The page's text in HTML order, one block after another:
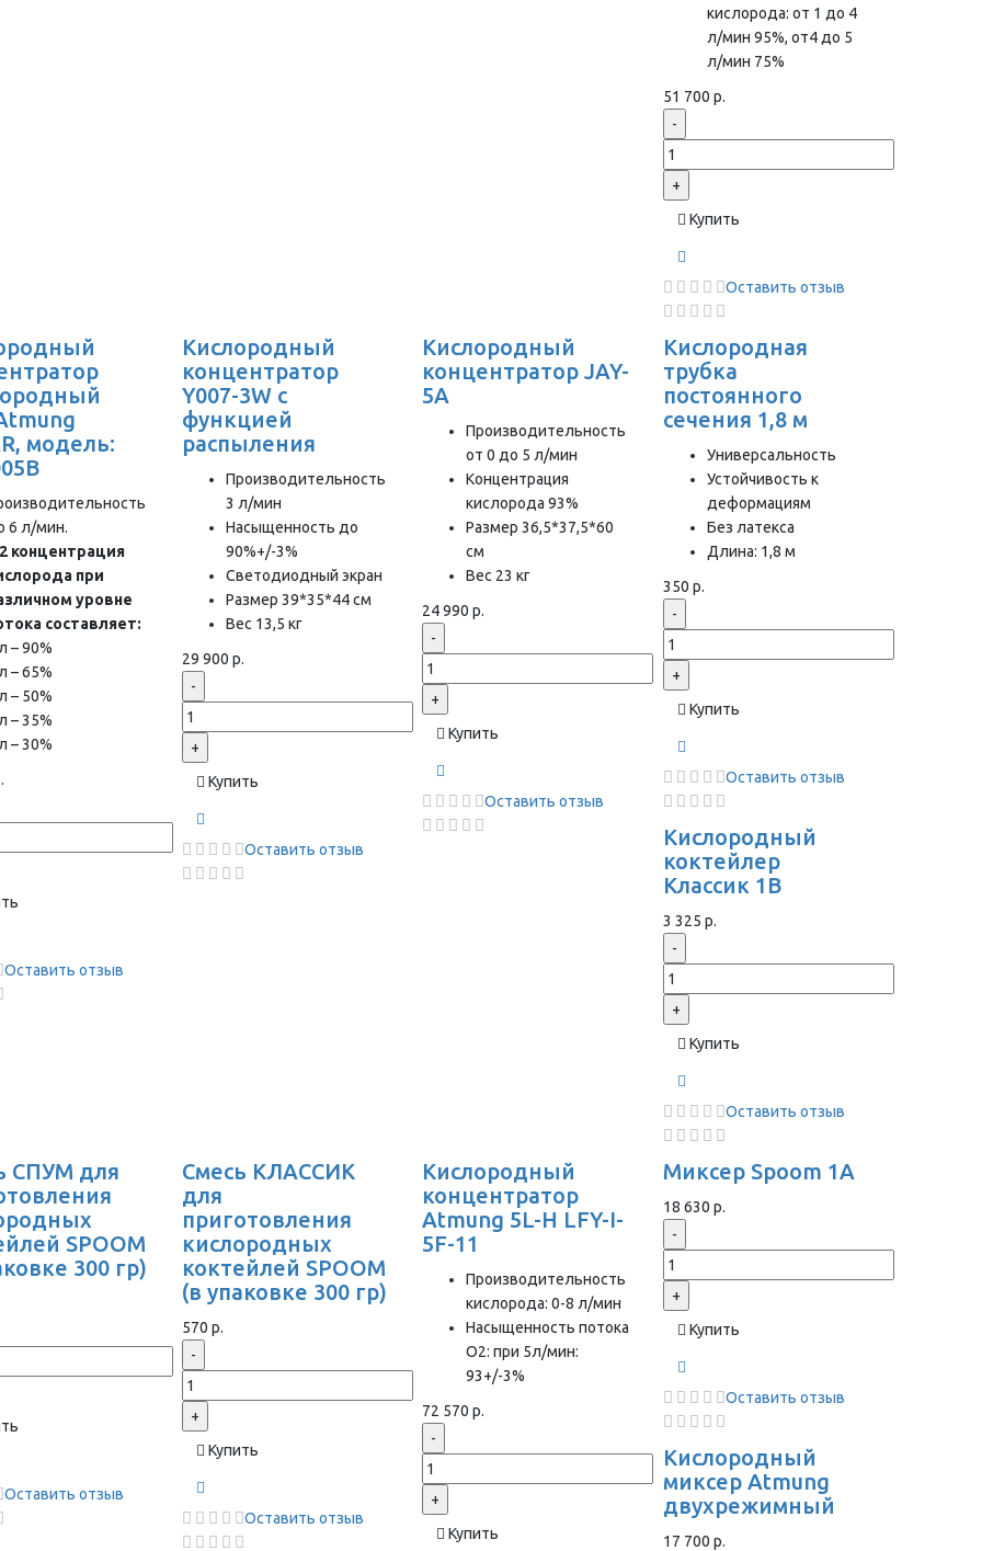
кислорода: от 1 до 4
л/мин 95%, от4 до 5
л/мин 75%
51 700 р.
-
+
Купить
Оставить отзыв
модель:
6 л/мин.
концентрация
при
уровне
составляет:
– 90%
– 65%
– 50%
– 35%
– 30%
Оставить отзыв
Кислородный
концентратор
Y007-3W с
функцией
распыления
Производительность
3 л/мин
Насыщенность до
90%+/-3%
Светодиодный экран
Размер 39*35*44 см
Вес 13,5 кг
29 900 р.
-
+
Купить
Оставить отзыв
Кислородный
концентратор JAY-
5A
Производительность
от 0 до 5 л/мин
Концентрация
кислорода 93%
Размер 36,5*37,5*60
см
Вес 23 кг
24 990 р.
-
+
Купить
Оставить отзыв
Кислородная
трубка
постоянного
сечения 1,8 м
Универсальность
Устойчивость к
деформациям
Без латекса
Длина: 1,8 м
350 р.
-
+
Купить
Оставить отзыв
Кислородный
коктейлер
Классик 1В
3 325 р.
-
+
Купить
Оставить отзыв
СПУМ для
SPOOM
300 гр)
Оставить отзыв
Смесь КЛАССИК
для
приготовления
кислородных
коктейлей SPOOM
(в упаковке 300 гр)
570 р.
-
+
Купить
Оставить отзыв
Кислородный
концентратор
Atmung 5L-H LFY-I-
5F-11
Производительность
кислорода: 0-8 л/мин
Насыщенность потока
О2: при 5л/мин:
93+/-3%
72 570 р.
-
+
Купить
Миксер Spoom 1A
18 630 р.
-
+
Купить
Оставить отзыв
Кислородный
миксер Atmung
двухрежимный
17 700 р.